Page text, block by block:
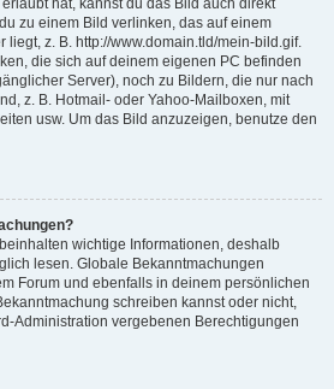
hat, kannst du das Bild auch direkt
zu einem Bild verlinken, das auf einem
liegt, z. B. http://www.domain.tld/mein-bild.gif.
die sich auf deinem eigenen PC befinden
Server), noch zu Bildern, die nur nach
z. B. Hotmail- oder Yahoo-Mailboxen, mit
usw. Um das Bild anzuzeigen, benutze den
wichtige Informationen, deshalb
lesen. Globale Bekanntmachungen
Forum und ebenfalls in deinem persönlichen
schreiben kannst oder nicht,
Administration vergebenen Berechtigungen